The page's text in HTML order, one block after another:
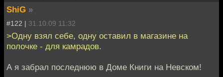
ShiG »
#122 | 31.10.09 11:32
>Одну взял себе, одну оставил в магазине на
полочке - для камрадов.
А я забрал последнюю в Доме Книги на Невском!